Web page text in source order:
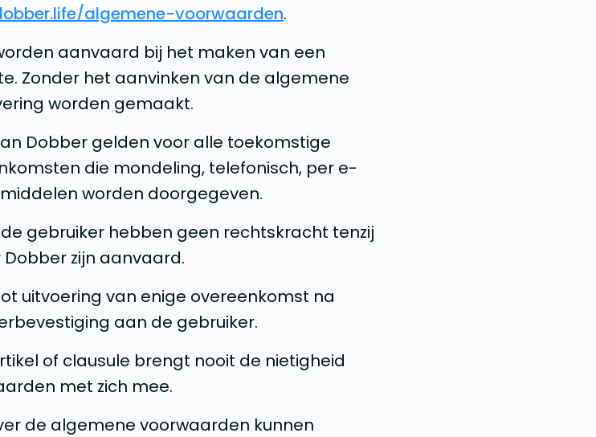
algemene-voorwaarden.
aanvaard bij het maken van een
Zonder het aanvinken van de algemene
worden gemaakt.
Dobber gelden voor alle toekomstige
die mondeling, telefonisch, per e-
worden doorgegeven.
gebruiker hebben geen rechtskracht tenzij
zijn aanvaard.
uitvoering van enige overeenkomst na
aan de gebruiker.
of clausule brengt nooit de nietigheid
met zich mee.
de algemene voorwaarden kunnen